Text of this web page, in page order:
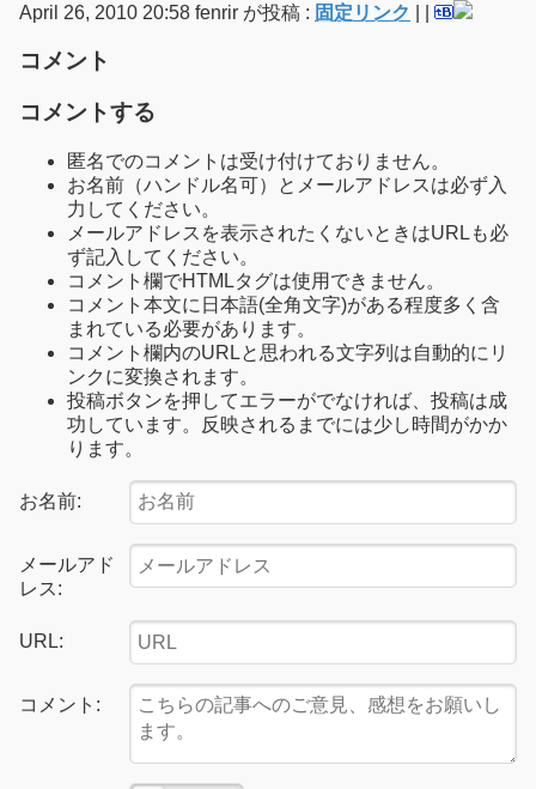
April 26, 2010 20:58 fenrir が投稿 : 固定リンク
コメント
コメントする
匿名でのコメントは受け付けておりません。
お名前（ハンドル名可）とメールアドレスは必ず入
力してください。
メールアドレスを表示されたくないときはURLも必
ず記入してください。
コメント欄でHTMLタグは使用できません。
コメント本文に日本語(全角文字)がある程度多く含
まれている必要があります。
コメント欄内のURLと思われる文字列は自動的にリ
ンクに変換されます。
投稿ボタンを押してエラーがでなければ、投稿は成
功しています。反映されるまでには少し時間がかか
ります。
お名前:
メールアド
レス:
URL:
コメント: